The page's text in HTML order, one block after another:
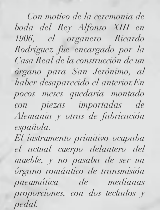
Con motivo de la ceremonia de
boda del Rey Alfonso XIII en
1906, el organero Ricardo
Rodríguez fue encargado por la
Casa Real de la construcción de un
órgano para San Jerónimo, al
haber desaparecido el anterior.En
pocos meses quedaría montado
con piezas importadas de
Alemania y otras de fabricación
española.
El instrumento primitivo ocupaba
el actual cuerpo delantero del
mueble, y no pasaba de ser un
órgano romántico de transmisión
pneumática de medianas
proporciones, con dos teclados y
pedal.